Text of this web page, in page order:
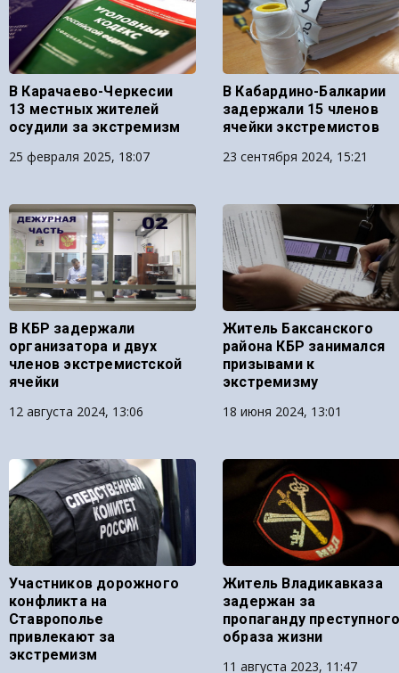
В Карачаево-Черкесии
13 местных жителей
осудили за экстремизм
25 февраля 2025, 18:07
В Кабардино-Балкарии
задержали 15 членов
ячейки экстремистов
23 сентября 2024, 15:21
В КБР задержали
организатора и двух
членов экстремистской
ячейки
12 августа 2024, 13:06
Житель Баксанского
района КБР занимался
призывами к
экстремизму
18 июня 2024, 13:01
Участников дорожного
конфликта на
Ставрополье
привлекают за
экстремизм
Житель Владикавказа
задержан за
пропаганду
образа жизни
11 августа 2023, 11:47